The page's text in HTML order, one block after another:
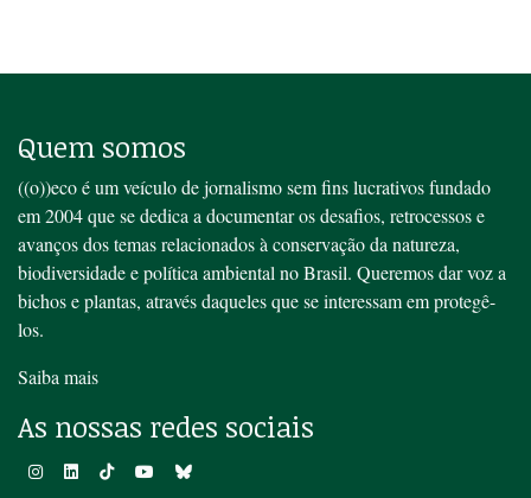
Quem somos
((o))eco é um veículo de jornalismo sem fins lucrativos fundado
em 2004 que se dedica a documentar os desafios, retrocessos e
avanços dos temas relacionados à conservação da natureza,
biodiversidade e política ambiental no Brasil. Queremos dar voz a
bichos e plantas, através daqueles que se interessam em protegê-
los.
Saiba mais
As nossas redes sociais